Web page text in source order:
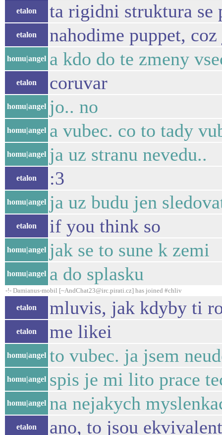
etalon ta rigidni struktura se
etalon nahodime puppet,
homu|angel a kdo do te zmeny
etalon coruvar
homu|angel jo.. no
homu|angel a vubec. co to tady
homu|angel ja uz stranu nevedu..
etalon :3
homu|angel ja uz budu jen
etalon if you think so
homu|angel jak se to sune k zemi
homu|angel a do splasku
-!- Damianus-mobil [~AndChat23@irc.pirati.cz] has joined #chliv
etalon mluvis, jak kdyby ti
etalon me likei
homu|angel to vubec. ja jsem
homu|angel spis je mi lito prace
homu|angel na nejakych
etalon ano, to jsou